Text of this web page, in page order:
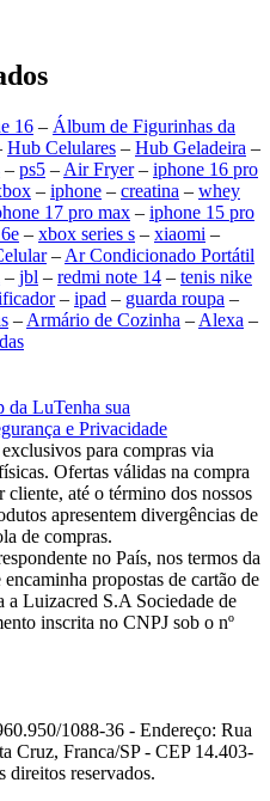
16 – Álbum de Figurinhas da
Hub Celulares – Hub Geladeira –
– ps5 – Air Fryer– iphone 16 pro
– iphone – creatina – whey
17 pro max – iphone 15 pro
– xbox series s – xiaomi –
– Ar Condicionado Portátil
– jbl – redmi note 14 – tenis nike
– ipad – guarda roupa –
– Armário de Cozinha – Alexa –
da LuTenha sua
e Privacidade
para compras via
Ofertas válidas na compra
cliente, até o término dos nossos
apresentem divergências de
de compras.
no País, nos termos da
propostas de cartão de
a Luizacred S.A Sociedade de
inscrita no CNPJ sob o nº
1088-36 - Endereço: Rua
Cruz, Franca/SP - CEP 14.403-
reservados.